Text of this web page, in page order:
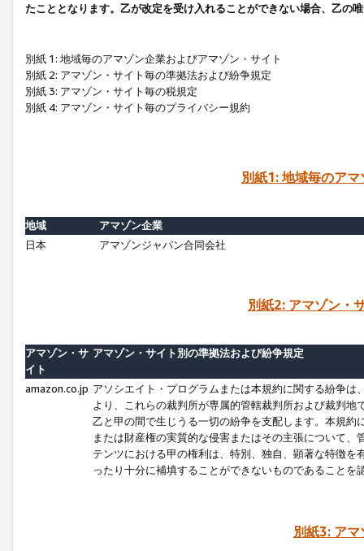
たこととなります。乙が改定を受け入れることができない場合、乙の
別紙 1: 地域毎のアマゾン企業およびアマゾン・サイト
別紙 2: アマゾン・サイト毎の準拠法および紛争規定
別紙 3: アマゾン・サイト毎の税規定
別紙 4: アマゾン・サイト毎のプライバシー規約
別紙1: 地域毎のア
地域
アマゾン企業
日本
アマゾンジャパン合同会社
別紙2: アマゾン・
アマゾン・サ
イト
アマゾン・サイト別の準拠法および紛争規定
amazon.co.jp アソシエイト・プログラムまたは本規約に関する紛争
より、これらの裁判所が専属的管轄裁判所および裁判
乙と甲の間で生じうる一切の紛争を支配します。本規
または財産権の実質的な侵害またはその主張について
テンツにおける甲の権利は、特別、独自、顕著な特徴
ったり十分に補填することができないものであることを
別紙3: ア